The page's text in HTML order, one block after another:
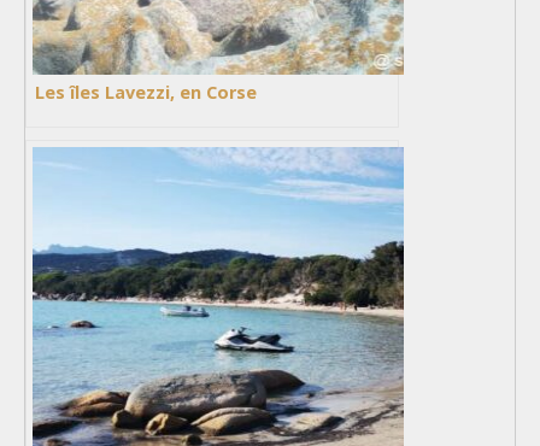
Les îles Lavezzi, en Corse